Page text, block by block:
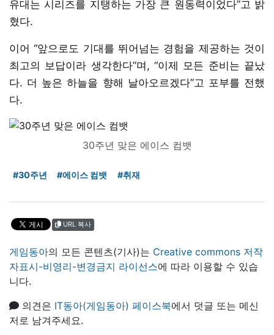
유대는 시리즈를 지탱하는 가장 큰 원동력이었다”고 밝
혔다.
이어 “앞으로도 기대를 뛰어넘는 경험을 제공하는 것이
최고의 보답이라 생각한다”며, “이제 모든 준비는 끝났
다. 더 높은 하늘을 향해 날아오르겠다”고 포부를 전했
다.
30주년 맞은 에이스 컴뱃
#30주년 #에이스 컴뱃 #취재
URL 복사
게임동아의 모든 콘텐츠(기사)는 Creative commons 저작
자표시-비영리-변경금지 라이선스에 따라 이용할 수 있습
니다.
의견은 IT동아(게임동아) 페이스북에서 덧글 또는 메신
저로 남겨주세요.